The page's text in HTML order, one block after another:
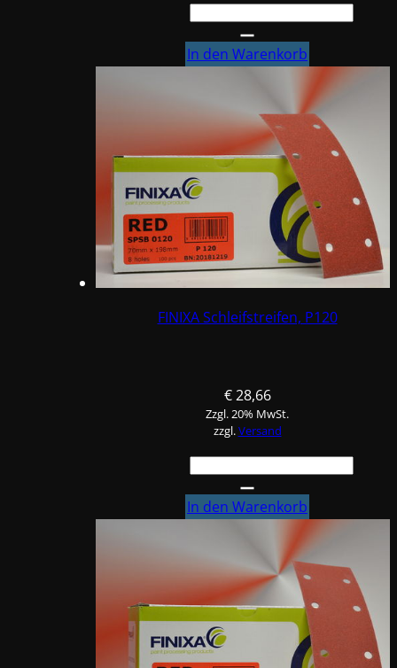
FINIXA
Schleifstreifen,
P80
In den Warenkorb
FINIXA Schleifstreifen, P120
€28,66
Zzgl. 20% MwSt.
zzgl.Versand
FINIXA
Schleifstreifen,
P120
In den Warenkorb